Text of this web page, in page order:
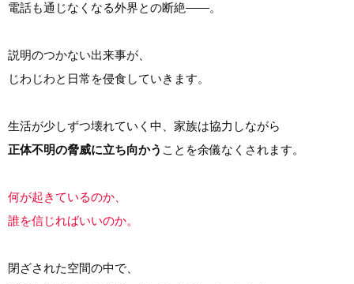
電話も通じなくなる外界との断絶――。
説明のつかない出来事が、
じわじわと日常を侵食していきます。
生活が少しずつ壊れていく中、家族は協力しながら
正体不明の脅威に立ち向かう ことを余儀なくされます。
何が起きているのか、
誰を信じればいいのか。
閉ざされた空間の中で、